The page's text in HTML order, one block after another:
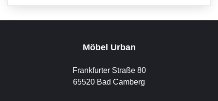
Möbel Urban
Frankfurter Straße 80
65520 Bad Camberg